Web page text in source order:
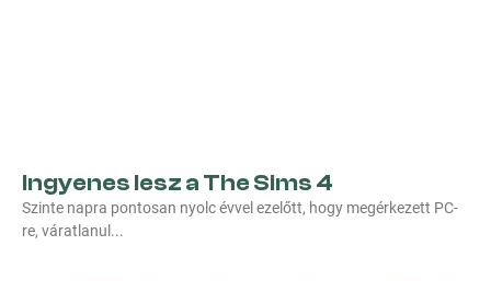
Ingyenes lesz a The Sims 4
Szinte napra pontosan nyolc évvel ezelőtt, hogy megérkezett PC-
re, váratlanul